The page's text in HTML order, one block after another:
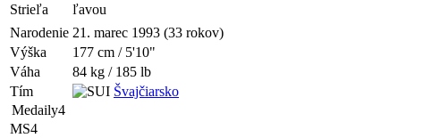
Strieľa
ľavou
Narodenie 21. marec 1993 (33 rokov)
Výška
177 cm / 5'10"
Váha
84 kg / 185 lb
Tím
Švajčiarsko
Medaily4
MS4